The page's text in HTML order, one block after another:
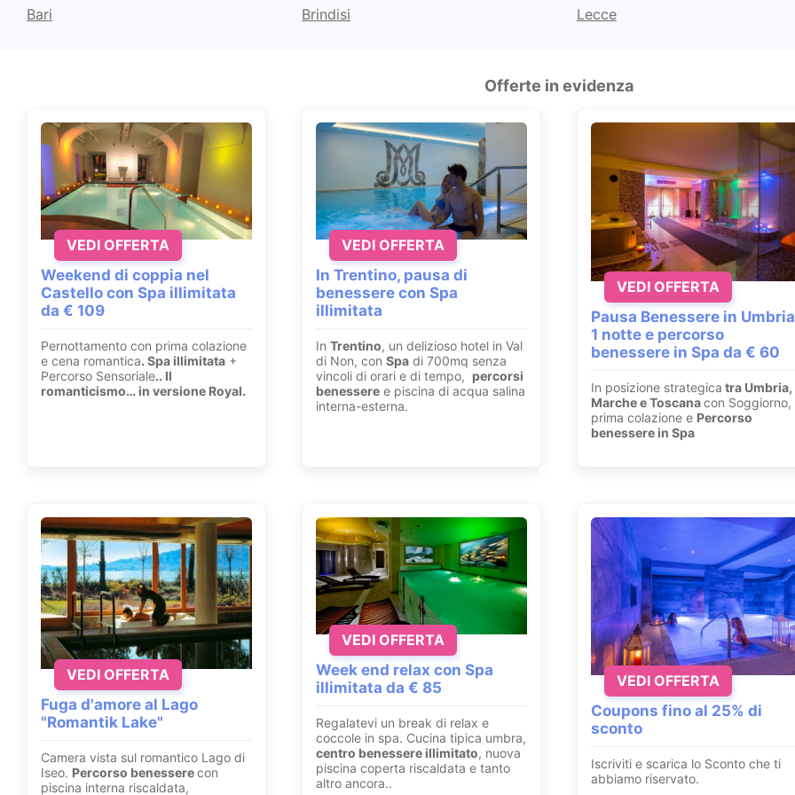
Bari Brindisi Lecce
Offerte in evidenza
Weekend di coppia nel
Castello con Spa illimitata
da € 109
Pernottamento con prima colazione
e cena romantica. Spa illimitata +
Percorso Sensoriale.. Il
romanticismo… in versione Royal.
VEDI OFFERTA
In Trentino, pausa di
benessere con Spa
illimitata
In Trentino, un delizioso hotel in Val
di Non, con Spa di 700mq senza
vincoli di orari e di tempo, percorsi
benessere e piscina di acqua salina
interna-esterna.
VEDI OFFERTA
Pausa Benessere in
1 notte e percorso
benessere in Spa da € 60
In posizione strategica tra Umbria,
Marche e Toscanacon Soggiorno,
prima colazione e Percorso
benessere in Spa
VEDI OFFERTA
Fuga d'amore al Lago
"Romantik Lake"
Camera vista sul romantico Lago di
Iseo. Percorso benesserecon
piscina interna riscaldata,
VEDI OFFERTA
Week end relax con Spa
illimitata da € 85
Regalatevi un break di relax e
coccole in spa. Cucina tipica umbra,
centro benessere illimitato, nuova
piscina coperta riscaldata e tanto
altro ancora..
VEDI OFFERTA
Coupons fino al 25% di
sconto
Iscriviti e scarica lo Sconto che ti
abbiamo riservato.
VEDI OFFERTA